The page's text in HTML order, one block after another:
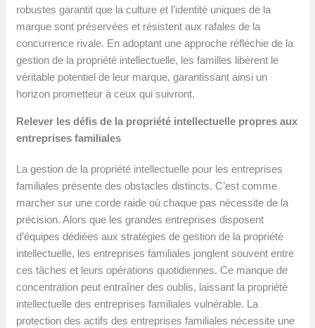
robustes garantit que la culture et l’identité uniques de la
marque sont préservées et résistent aux rafales de la
concurrence rivale. En adoptant une approche réfléchie de la
gestion de la propriété intellectuelle, les familles libèrent le
véritable potentiel de leur marque, garantissant ainsi un
horizon prometteur à ceux qui suivront.
Relever les défis de la propriété intellectuelle propres aux
entreprises familiales
La gestion de la propriété intellectuelle pour les entreprises
familiales présente des obstacles distincts. C’est comme
marcher sur une corde raide où chaque pas nécessite de la
précision. Alors que les grandes entreprises disposent
d’équipes dédiées aux stratégies de gestion de la propriété
intellectuelle, les entreprises familiales jonglent souvent entre
ces tâches et leurs opérations quotidiennes. Ce manque de
concentration peut entraîner des oublis, laissant la propriété
intellectuelle des entreprises familiales vulnérable. La
protection des actifs des entreprises familiales nécessite une